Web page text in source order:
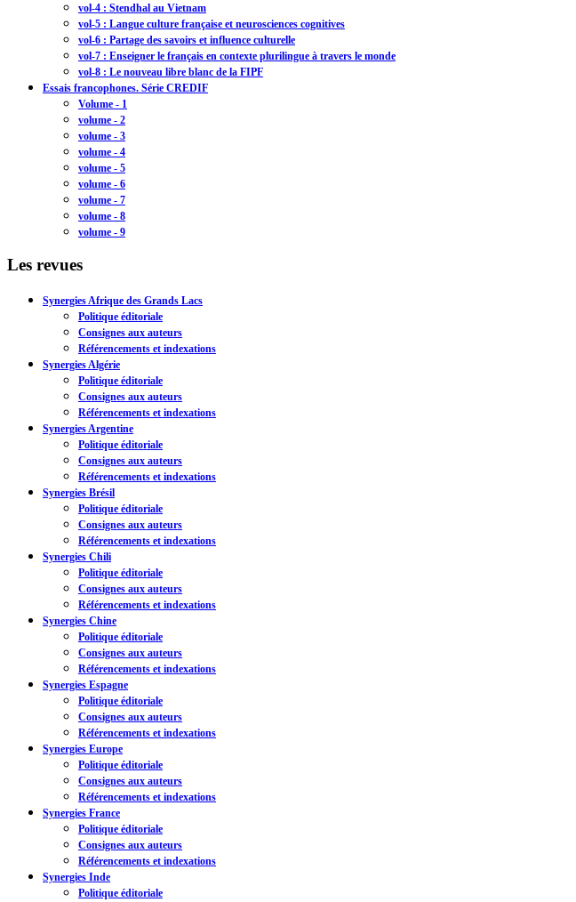
vol-4 : Stendhal au Vietnam
vol-5 : Langue culture française et neurosciences cognitives
vol-6 : Partage des savoirs et influence culturelle
vol-7 : Enseigner le français en contexte plurilingue à travers le monde
vol-8 : Le nouveau libre blanc de la FIPF
Essais francophones. Série CREDIF
Volume - 1
volume - 2
volume - 3
volume - 4
volume - 5
volume - 6
volume - 7
volume - 8
volume - 9
Les revues
Synergies Afrique des Grands Lacs
Politique éditoriale
Consignes aux auteurs
Référencements et indexations
Synergies Algérie
Politique éditoriale
Consignes aux auteurs
Référencements et indexations
Synergies Argentine
Politique éditoriale
Consignes aux auteurs
Référencements et indexations
Synergies Brésil
Politique éditoriale
Consignes aux auteurs
Référencements et indexations
Synergies Chili
Politique éditoriale
Consignes aux auteurs
Référencements et indexations
Synergies Chine
Politique éditoriale
Consignes aux auteurs
Référencements et indexations
Synergies Espagne
Politique éditoriale
Consignes aux auteurs
Référencements et indexations
Synergies Europe
Politique éditoriale
Consignes aux auteurs
Référencements et indexations
Synergies France
Politique éditoriale
Consignes aux auteurs
Référencements et indexations
Synergies Inde
Politique éditoriale